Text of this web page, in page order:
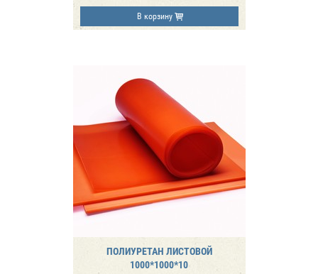
В корзину
ПОЛИУРЕТАН ЛИСТОВОЙ
1000*1000*10